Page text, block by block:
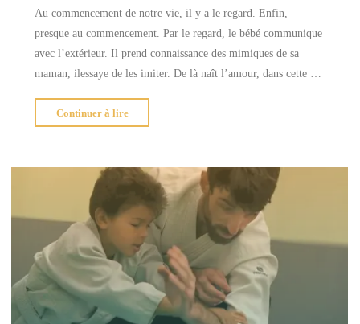
Au commencement de notre vie, il y a le regard. Enfin,
presque au commencement. Par le regard, le bébé communique
avec l’extérieur. Il prend connaissance des mimiques de sa
maman, ilessaye de les imiter. De là naît l’amour, dans cette …
Continuer à lire
et